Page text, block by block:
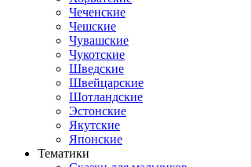
Чеченские
Чешские
Чувашские
Чукотские
Шведские
Швейцарские
Шотландские
Эстонские
Якутские
Японские
Тематики